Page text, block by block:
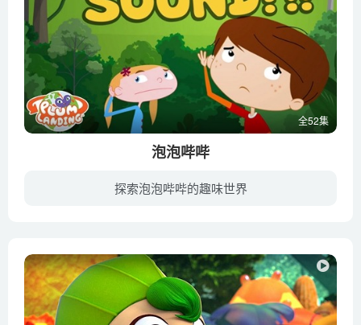
全52集
泡泡哔哔
探索泡泡哔哔的趣味世界